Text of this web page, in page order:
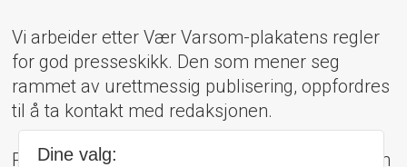
Vi arbeider etter Vær Varsom-plakatens regler
for god presseskikk. Den som mener seg
rammet av urettmessig publisering, oppfordres
til å ta kontakt med redaksjonen.
Pressens Faglige Utvalg (PFU) er et klageorgan
Dine valg: